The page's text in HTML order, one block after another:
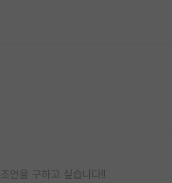
언을 구하고 싶습니다!!